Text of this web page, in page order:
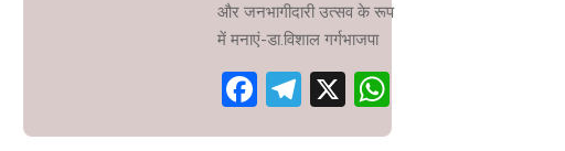
और जनभागीदारी उत्सव के रूप
में मनाएं-डा.विशाल गर्गभाजपा
Facebook
Telegram
X